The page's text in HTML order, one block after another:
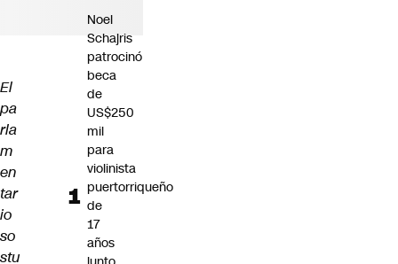
El
pa
rla
m
en
tar
io
so
stu
Noel
Schajris
patrocinó
beca
de
US$250
mil
para
violinista
puertorriqueño
de
17
años